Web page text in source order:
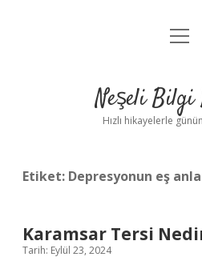
Anasayfa
Yasal
Neşeli Bilgi
Hızlı hikayelerle
Etiket: Depresyonun eş
Karamsar Tersi
Tarih: Eylül 23, 2024